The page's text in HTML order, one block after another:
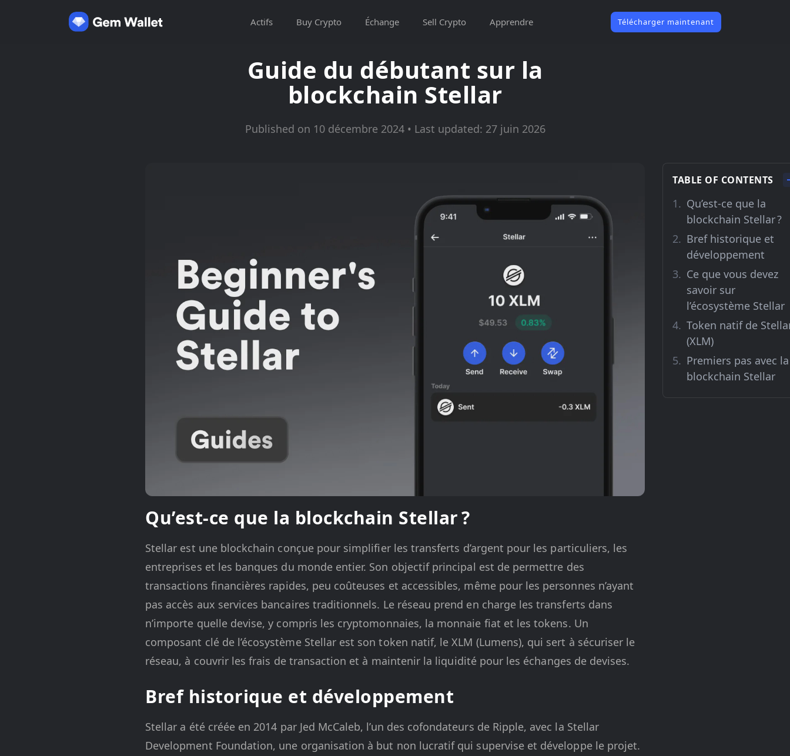
Actifs Buy Crypto Échange Sell Crypto Apprendre Télécharger maintenant
Guide du débutant sur la
blockchain Stellar
Published on 10 décembre 2024 • Last updated: 27 juin 2026
TABLE OF CONTENTS
Qu’est-ce que la
blockchain Stellar ?
Bref historique et
développement
Ce que vous devez
savoir sur
l’écosystème Stellar
Token natif de
(XLM)
Premiers pas avec la
blockchain Stellar
Qu’est-ce que la blockchain Stellar ?
Stellar est une blockchain conçue pour simplifier les transferts d’argent pour les particuliers, les
entreprises et les banques du monde entier. Son objectif principal est de permettre des
transactions financières rapides, peu coûteuses et accessibles, même pour les personnes n’ayant
pas accès aux services bancaires traditionnels. Le réseau prend en charge les transferts dans
n’importe quelle devise, y compris les cryptomonnaies, la monnaie fiat et les tokens. Un
composant clé de l’écosystème Stellar est son token natif, le XLM (Lumens), qui sert à sécuriser le
réseau, à couvrir les frais de transaction et à maintenir la liquidité pour les échanges de devises.
Bref historique et développement
Stellar a été créée en 2014 par Jed McCaleb, l’un des cofondateurs de Ripple, avec la Stellar
Development Foundation, une organisation à but non lucratif qui supervise et développe le projet.